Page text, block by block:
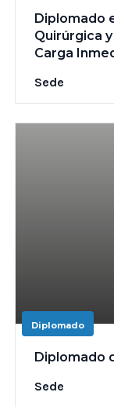
Diplomado
Quirúrgica
Carga
Sede
Diplomado
Diplomado
Sede